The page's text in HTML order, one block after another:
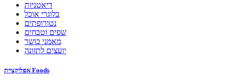
דיאטניות
בלוגרי אוכל
נטורופתים
שפים וטבחים
מאמני כושר
יועצים לתזונה
אפליקציית Foods